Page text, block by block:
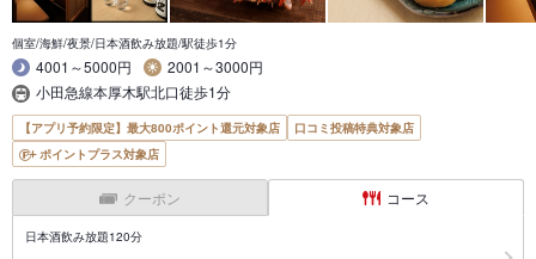
個室/海鮮/夜景/日本酒飲み放題/駅徒歩1分
4001～5000円
2001～3000円
小田急線本厚木駅北口徒歩1分
【アプリ予約限定】最大800ポイント還元対象店
口コミ投稿特典対象店
ポイントプラス対象店
クーポン コース
日本酒飲み放題120分